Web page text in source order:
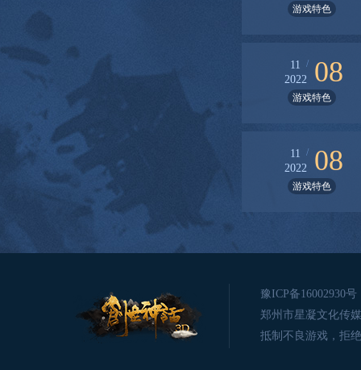
游戏特色
11
2022
08
/
游戏特色
11
2022
08
/
游戏特色
豫ICP备16002930号
郑州市星凝文化传
抵制不良游戏，拒